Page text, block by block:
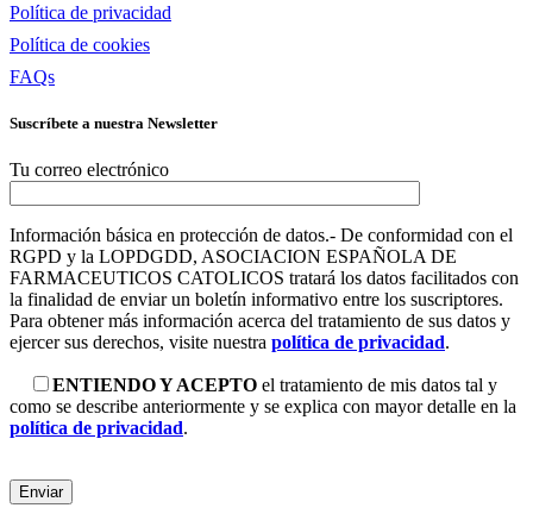
Política de privacidad
Política de cookies
FAQs
Suscríbete a nuestra Newsletter
Tu correo electrónico
Información básica en protección de datos.- De conformidad con el
RGPD y la LOPDGDD, ASOCIACION ESPAÑOLA DE
FARMACEUTICOS CATOLICOS tratará los datos facilitados con
la finalidad de enviar un boletín informativo entre los suscriptores.
Para obtener más información acerca del tratamiento de sus datos y
ejercer sus derechos, visite nuestra política de privacidad.
ENTIENDO Y ACEPTO el tratamiento de mis datos tal y
como se describe anteriormente y se explica con mayor detalle en la
política de privacidad.